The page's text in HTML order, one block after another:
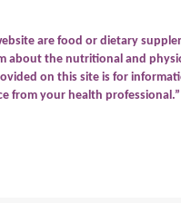
are food or dietary
about the nutritional and
on this site is for
from your health professional.”